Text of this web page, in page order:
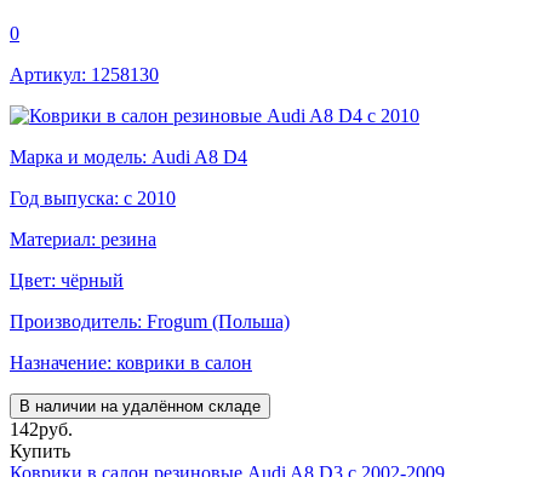
0
Артикул: 1258130
Марка и модель: Audi A8 D4
Год выпуска: с 2010
Материал: резина
Цвет: чёрный
Производитель: Frogum (Польша)
Назначение: коврики в салон
В наличии на удалённом складе
142руб.
Купить
Коврики в салон резиновые Audi A8 D3 с 2002-2009